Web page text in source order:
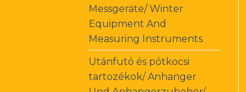
Messgeräte/ Winter
Equipment And
Measuring Instruments
Utánfutó és pótkocsi
tartozékok/ Anhanger